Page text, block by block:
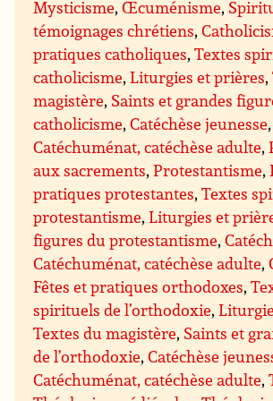
Mysticisme,Œcuménisme,
témoignages chrétiens,
pratiques catholiques,Textes
catholicisme,Liturgies et prières,
magistère, Saints et grandes
catholicisme,Catéchèse jeunesse,
Catéchuménat, catéchèse adulte,
aux sacrements,Protestantisme,
pratiques protestantes,Textes
protestantisme,Liturgies et
figures du protestantisme,
Catéchuménat, catéchèse adulte,
Fêtes et pratiques orthodoxes,
spirituels de l’orthodoxie,
Textes du magistère, Saints et
de l’orthodoxie,Catéchèse
Catéchuménat, catéchèse adulte,